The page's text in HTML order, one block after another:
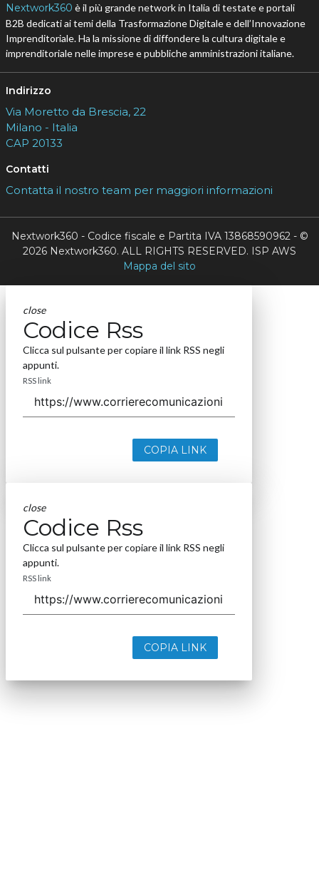
Nextwork360 è il più grande network in Italia di testate e portali
B2B dedicati ai temi della Trasformazione Digitale e dell’Innovazione
Imprenditoriale. Ha la missione di diffondere la cultura digitale e
imprenditoriale nelle imprese e pubbliche amministrazioni italiane.
Indirizzo
Via Moretto da Brescia, 22
Milano - Italia
CAP 20133
Contatti
Contatta il nostro team per maggiori informazioni
Nextwork360 - Codice fiscale e Partita IVA 13868590962 - ©
2026 Nextwork360. ALL RIGHTS RESERVED. ISP AWS
Mappa del sito
close
Codice Rss
Clicca sul pulsante per copiare il link RSS negli
appunti.
RSS link
COPIA LINK
close
Codice Rss
Clicca sul pulsante per copiare il link RSS negli
appunti.
RSS link
COPIA LINK